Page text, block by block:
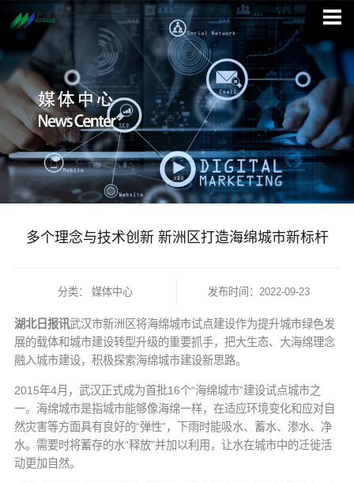
多个理念与技术创新 新洲区打造海绵城市新标杆
分类： 媒体中心 发布时间：2022-09-23
湖北日报讯武汉市新洲区将海绵城市试点建设作为提升城市绿色发
展的载体和城市建设转型升级的重要抓手，把大生态、大海绵理念
融入城市建设，积极探索海绵城市建设新思路。
2015年4月，武汉正式成为首批16个“海绵城市”建设试点城市之
一。海绵城市是指城市能够像海绵一样，在适应环境变化和应对自
然灾害等方面具有良好的“弹性”，下雨时能吸水、蓄水、渗水、净
水。需要时将蓄存的水“释放”并加以利用，让水在城市中的迁徙活
动更加自然。